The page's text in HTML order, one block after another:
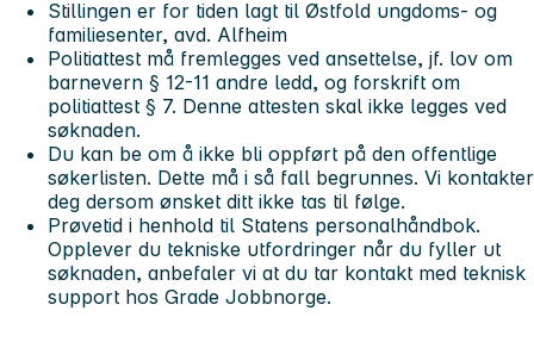
Stillingen er for tiden lagt til Østfold ungdoms- og
familiesenter, avd. Alfheim
Politiattest må fremlegges ved ansettelse, jf. lov om
barnevern § 12-11 andre ledd, og forskrift om
politiattest § 7. Denne attesten skal ikke legges ved
søknaden.
Du kan be om å ikke bli oppført på den offentlige
søkerlisten. Dette må i så fall begrunnes. Vi kontakter
deg dersom ønsket ditt ikke tas til følge.
Prøvetid i henhold til Statens personalhåndbok.
Opplever du tekniske utfordringer når du fyller ut
søknaden, anbefaler vi at du tar kontakt med teknisk
support hos Grade Jobbnorge.